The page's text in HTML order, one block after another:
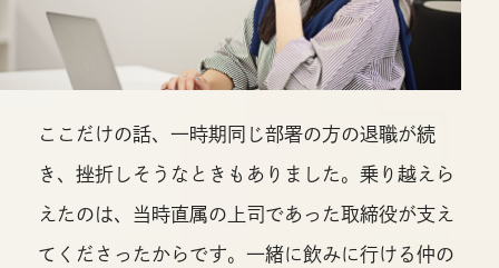
ここだけの話、一時期同じ部署の方の退職が続
き、挫折しそうなときもありました。乗り越えら
えたのは、当時直属の上司であった取締役が支え
てくださったからです。一緒に飲みに行ける仲の